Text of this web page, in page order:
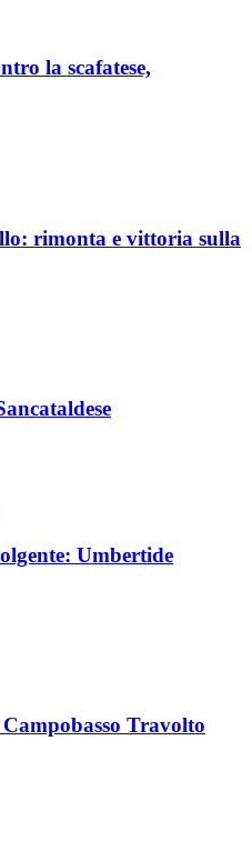
la scafatese,
rimonta e vittoria sulla
Umbertide
Travolto